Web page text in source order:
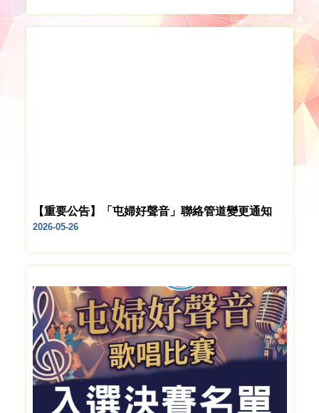
【重要公告】「屯婦好聲音」聯絡管道變更通知
2026-05-26